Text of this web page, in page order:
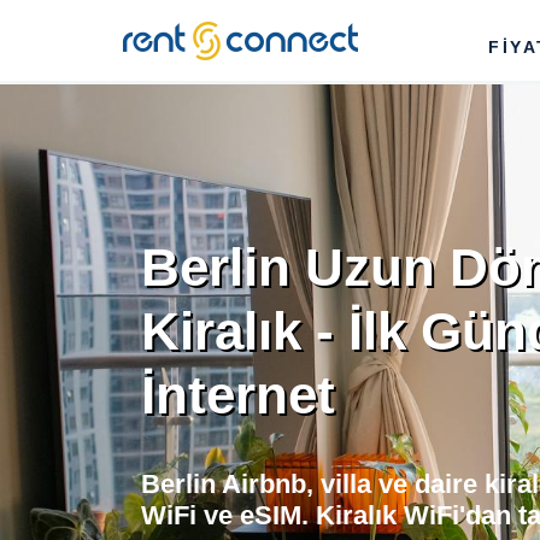
RENT'N
CONNECT
Berlin Uzun
Kiralık - İlk
İnternet
Berlin Airbnb, villa ve daire
WiFi ve eSIM. Kiralık WiFi'dan